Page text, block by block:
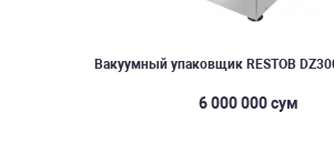
Вакуумный упаковщик RESTOB
6 000 000 сум